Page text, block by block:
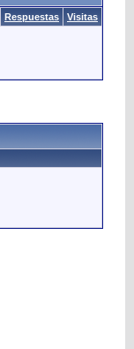
Respuestas Visitas